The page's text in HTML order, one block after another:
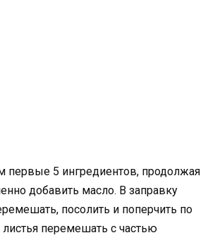
первые 5 ингредиентов, продолжая
добавить масло. В заправку
посолить и поперчить по
листья перемешать с частью